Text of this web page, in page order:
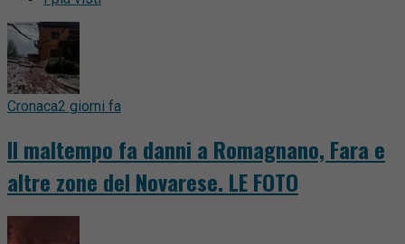
Cronaca2 giorni fa
Il maltempo fa danni a Romagnano, Fara e
altre zone del Novarese. LE FOTO